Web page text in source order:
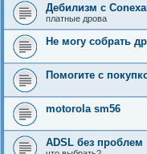
Дебилизм с
платные дрова
Не могу собрать
Помогите с
motorola sm56
ADSL без проблем